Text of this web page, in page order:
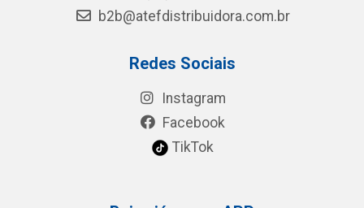
b2b@atefdistribuidora.com.br
Redes Sociais
Instagram
Facebook
TikTok